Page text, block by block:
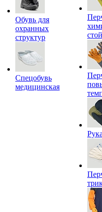
Обувь для
охранных
структур
Спецобувь
медицинская